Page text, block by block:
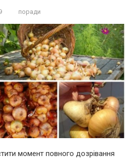
поради
момент повного дозрівання